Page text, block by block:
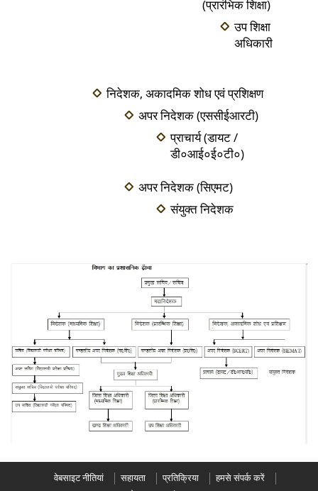
(प्रारंभिक शिक्षा)
उप शिक्षा
अधिकारी
निदेशक, अकादमिक शोध एवं प्रशिक्षण
अपर निदेशक (एससीईआरटी)
प्राचार्य (डायट /
डी०आई०ई०टी०)
अपर निदेशक (सिएमट)
संयुक्त निदेशक
वेबसाइट नीतियां सहायता प्रतिक्रिया
हमसे संपर्क करें